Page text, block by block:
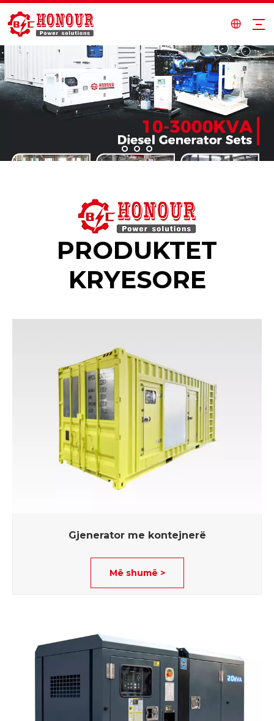
PRODUKTET
KRYESORE
Gjenerator me kontejnerë
Më shumë >